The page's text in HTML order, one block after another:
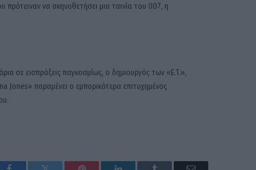
να σκηνοθετήσει μια ταινία του 007, η
σε εισπράξεις παγκοσμίως, ο δημιουργός των «E.T.»,
Jones» παραμένει ο εμπορικότερα επιτυχημένος